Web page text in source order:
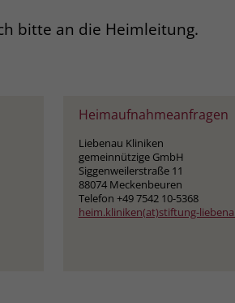
bitte an die Heimleitung.
Heimaufnahmeanfragen
Liebenau Kliniken
gemeinnützige GmbH
Siggenweilerstraße 11
88074 Meckenbeuren
Telefon +49 7542 10-5368
heim.kliniken(at)stiftung-
auf die Website gelangt. Es
Informationen darüber, welche
geklickt wurde, sodass erzielte
wie z.B. Bestellungen oder
der Anzeige zugewiesen